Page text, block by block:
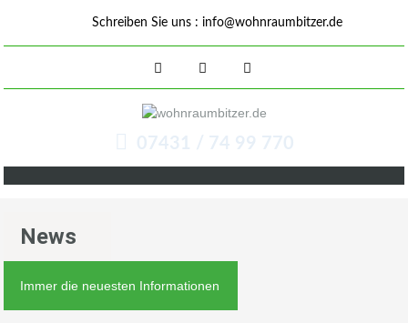
Schreiben Sie uns : info@wohnraumbitzer.de
07431 / 74 99 770
News
Immer die neuesten Informationen